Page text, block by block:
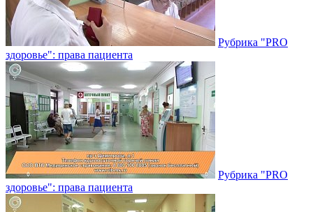
Рубрика "PRO
здоровье": права пациента
Рубрика "PRO
здоровье": права пациента